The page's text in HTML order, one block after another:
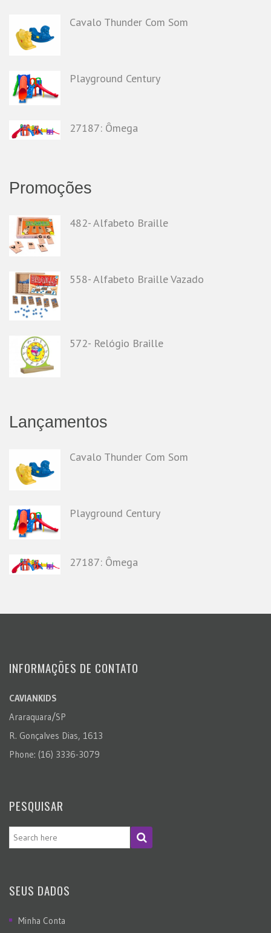
Cavalo Thunder Com Som
Playground Century
27187: Ômega
Promoções
482- Alfabeto Braille
558- Alfabeto Braille Vazado
572- Relógio Braille
Lançamentos
Cavalo Thunder Com Som
Playground Century
27187: Ômega
INFORMAÇÕES DE CONTATO
CAVIANKIDS
Araraquara/SP
R. Gonçalves Dias, 1613
Phone: (16) 3336-3079
PESQUISAR
SEUS DADOS
Minha Conta